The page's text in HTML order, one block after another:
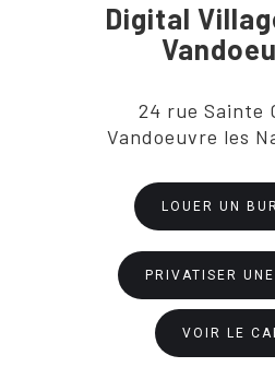
Digital
24 rue Sainte
Vandoeuvre les
LOUER UN
PRIVATISER
VOIR LE